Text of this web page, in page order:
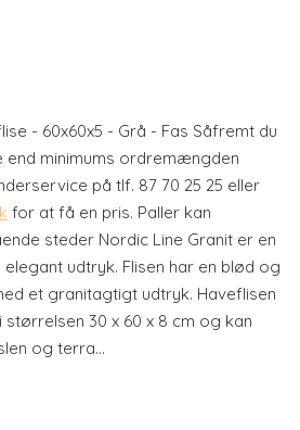
- 60x60x5 - Grå - Fas Såfremt du
end minimums ordremængden
på tlf. 87 70 25 25 eller
for at få en pris. Paller kan
steder Nordic Line Granit er en
udtryk. Flisen har en blød og
et granitagtigt udtryk. Haveflisen
størrelsen 30 x 60 x 8 cm og kan
og terra…